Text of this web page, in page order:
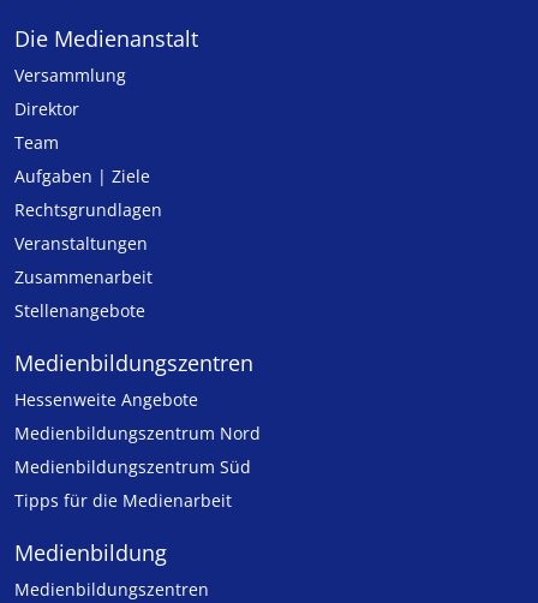
Die Medienanstalt
Versammlung
Direktor
Team
Aufgaben | Ziele
Rechtsgrundlagen
Veranstaltungen
Zusammenarbeit
Stellenangebote
Medien­bildungs­zentren
Hessenweite Angebote
Medienbildungszentrum Nord
Medienbildungszentrum Süd
Tipps für die Medienarbeit
Medienbildung
Medien­bildungs­zentren